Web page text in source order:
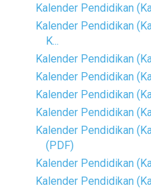
Kalender Pendidikan
Kalender Pendidikan
K...
Kalender Pendidikan
Kalender Pendidikan
Kalender Pendidikan
Kalender Pendidikan
Kalender Pendidikan
(PDF)
Kalender Pendidikan
Kalender Pendidikan